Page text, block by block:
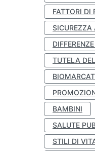
FATTORI DI
SICUREZZA
TUTELA
BAMBINI
SALUTE
STILI DI